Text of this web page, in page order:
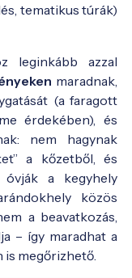
tematikus túrák)
leginkább azzal
maradnak,
(a faragott
érdekében), és
nem hagynak
a kőzetből, és
óvják a kegyhely
közös
a beavatkozás,
– így maradhat a
megőrizhető.